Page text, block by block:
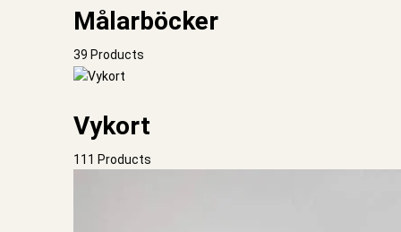
Målarböcker
39 Products
Vykort
111 Products